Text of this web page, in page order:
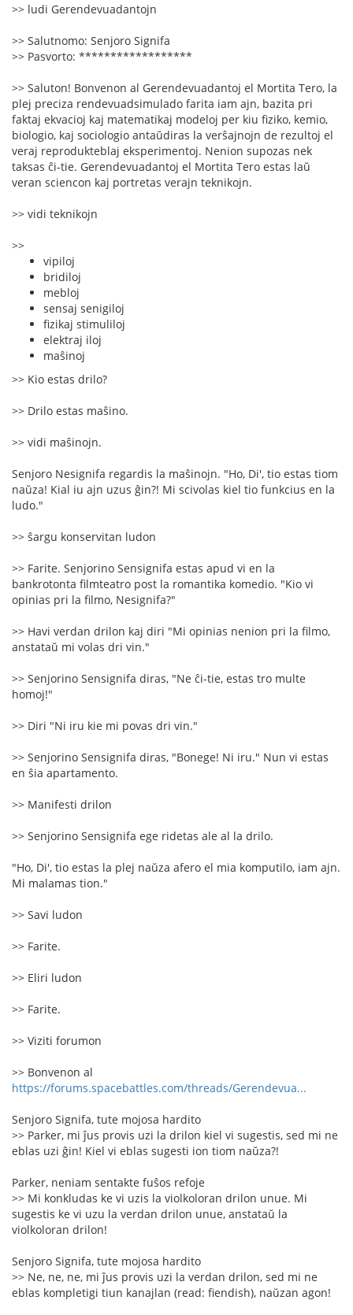
>> ludi Gerendevuadantojn
>> Salutnomo: Senjoro Signifa
>> Pasvorto: ******************
>> Saluton! Bonvenon al Gerendevuadantoj el Mortita Tero, la
plej preciza rendevuadsimulado farita iam ajn, bazita pri
faktaj ekvacioj kaj matematikaj modeloj per kiu fiziko, kemio,
biologio, kaj sociologio antaŭdiras la verŝajnojn de rezultoj el
veraj reprodukteblaj eksperimentoj. Nenion supozas nek
taksas ĉi-tie. Gerendevuadantoj el Mortita Tero estas laŭ
veran sciencon kaj portretas verajn teknikojn.
>> vidi teknikojn
>>
vipiloj
bridiloj
mebloj
sensaj senigiloj
fizikaj stimuliloj
elektraj iloj
maŝinoj
>> Kio estas drilo?
>> Drilo estas maŝino.
>> vidi maŝinojn.
Senjoro Nesignifa regardis la maŝinojn. "Ho, Di', tio estas tiom
naŭza! Kial iu ajn uzus ĝin?! Mi scivolas kiel tio funkcius en la
ludo."
>> ŝargu konservitan ludon
>> Farite. Senjorino Sensignifa estas apud vi en la
bankrotonta filmteatro post la romantika komedio. "Kio vi
opinias pri la filmo, Nesignifa?"
>> Havi verdan drilon kaj diri "Mi opinias nenion pri la filmo,
anstataŭ mi volas dri vin."
>> Senjorino Sensignifa diras, "Ne ĉi-tie, estas tro multe
homoj!"
>> Diri "Ni iru kie mi povas dri vin."
>> Senjorino Sensignifa diras, "Bonege! Ni iru." Nun vi estas
en ŝia apartamento.
>> Manifesti drilon
>> Senjorino Sensignifa ege ridetas ale al la drilo.
"Ho, Di', tio estas la plej naŭza afero el mia komputilo, iam ajn.
Mi malamas tion."
>> Savi ludon
>> Farite.
>> Eliri ludon
>> Farite.
>> Viziti forumon
>> Bonvenon al
https://forums.spacebattles.com/threads/Gerendevua...
Senjoro Signifa, tute mojosa hardito
>> Parker, mi ĵus provis uzi la drilon kiel vi sugestis, sed mi ne
eblas uzi ĝin! Kiel vi eblas sugesti ion tiom naŭza?!
Parker, neniam sentakte fuŝos refoje
>> Mi konkludas ke vi uzis la violkoloran drilon unue. Mi
sugestis ke vi uzu la verdan drilon unue, anstataŭ la
violkoloran drilon!
Senjoro Signifa, tute mojosa hardito
>> Ne, ne, ne, mi ĵus provis uzi la verdan drilon, sed mi ne
eblas kompletigi tiun kanajlan (read: fiendish), naŭzan agon!